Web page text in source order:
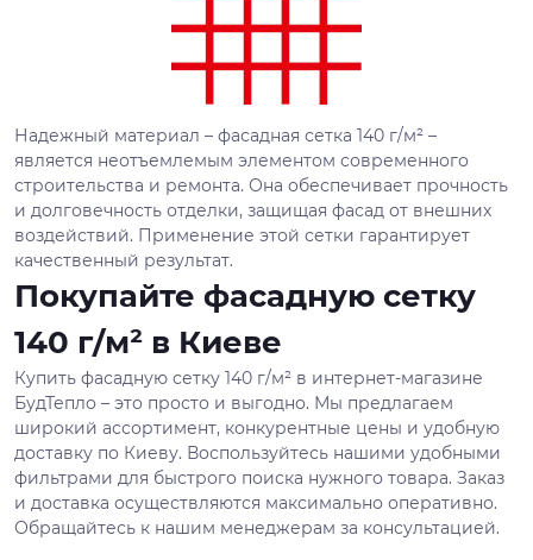
Надежный материал – фасадная сетка 140 г/м² –
является неотъемлемым элементом современного
строительства и ремонта. Она обеспечивает прочность
и долговечность отделки, защищая фасад от внешних
воздействий. Применение этой сетки гарантирует
качественный результат.
Покупайте фасадную сетку
140 г/м² в Киеве
Купить фасадную сетку 140 г/м² в интернет-магазине
БудТепло – это просто и выгодно. Мы предлагаем
широкий ассортимент, конкурентные цены и удобную
доставку по Киеву. Воспользуйтесь нашими удобными
фильтрами для быстрого поиска нужного товара. Заказ
и доставка осуществляются максимально оперативно.
Обращайтесь к нашим менеджерам за консультацией.